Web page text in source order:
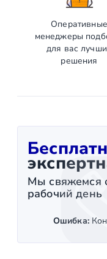
Оперативные
менеджеры
для вас
решения
Мы свяжемся
рабочий день
Ошибка: